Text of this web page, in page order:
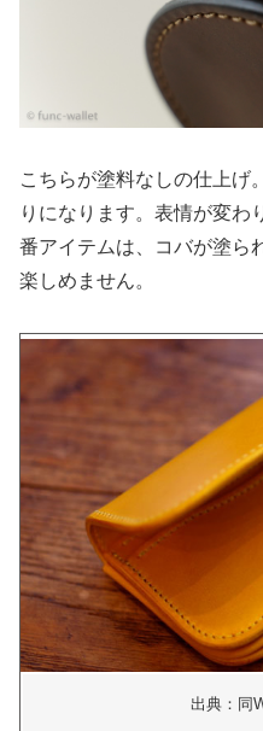
こちらが塗料なしの仕上げ
りになります。表情が変わ
番アイテムは、コバが塗ら
楽しめません。
出典：同